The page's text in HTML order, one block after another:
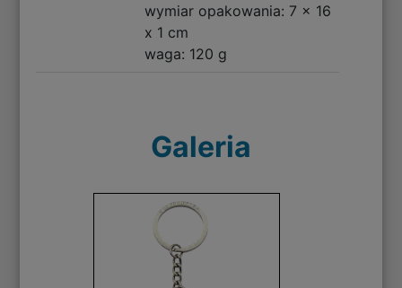
wymiar opakowania: 7 x 16
x 1 cm
waga: 120 g
Galeria